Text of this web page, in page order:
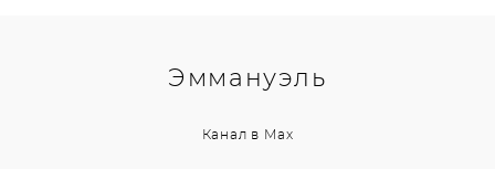
Эммануэль
Канал в Max